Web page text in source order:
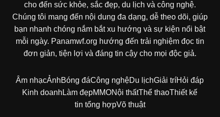
cho đến sức khỏe, sắc đẹp, du lịch và công nghệ.
Chúng tôi mang đến nội dung đa dạng, dễ theo dõi, giúp
bạn nhanh chóng nắm bắt xu hướng và sự kiện nổi bật
mỗi ngày. Panamwf.org hướng đến trải nghiệm đọc tin
đơn giản, tiện lợi và đáng tin cậy cho mọi độc giả.
Âm nhạcẢnhBóng đáCông nghệDu lịchGiải tríHỏi đáp
Kinh doanh Làm đẹpMMONội thấtThể thaoThiết kế
tin tổng hợpVõ thuật